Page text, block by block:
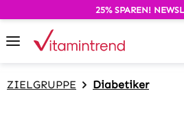
springen
25% SPAREN!
ZIELGRUPPE Diabetiker